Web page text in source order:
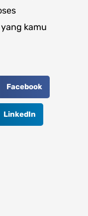
kamu
Facebook
LinkedIn